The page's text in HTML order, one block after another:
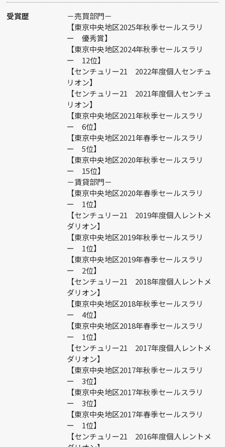
受賞歴
－売買部門－
【東京中央地区2025年秋季セールスラリ
ー 優秀賞】
【東京中央地区2024年秋季セールスラリ
ー 12位】
【センチュリー21 2022年度個人センチュ
リオン】
【センチュリー21 2021年度個人センチュ
リオン】
【東京中央地区2021年秋季セールスラリ
ー 6位】
【東京中央地区2021年春季セールスラリ
ー 5位】
【東京中央地区2020年秋季セールスラリ
ー 15位】
－賃貸部門－
【東京中央地区2020年春季セールスラリ
ー 1位】
【センチュリー21 2019年度個人レントメ
ダリオン】
【東京中央地区2019年秋季セールスラリ
ー 1位】
【東京中央地区2019年春季セールスラリ
ー 2位】
【センチュリー21 2018年度個人レントメ
ダリオン】
【東京中央地区2018年秋季セールスラリ
ー 4位】
【東京中央地区2018年春季セールスラリ
ー 1位】
【センチュリー21 2017年度個人レントメ
ダリオン】
【東京中央地区2017年秋季セールスラリ
ー 3位】
【東京中央地区2017年秋季セールスラリ
ー 3位】
【東京中央地区2017年春季セールスラリ
ー 1位】
【センチュリー21 2016年度個人レントメ